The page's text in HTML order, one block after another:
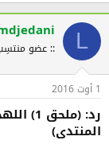
ت
ف
ع
ا
ت
:
L :: عضو
1 أوت 2016
رد:
المنتدى)